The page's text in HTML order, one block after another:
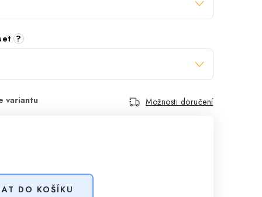
?
Možnosti doručení
DO KOŠÍKU